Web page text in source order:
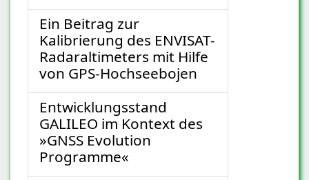
Ein Beitrag zur
Kalibrierung des ENVISAT-
Radaraltimeters mit Hilfe
von GPS-Hochseebojen
Entwicklungsstand
GALILEO im Kontext des
»GNSS Evolution
Programme«